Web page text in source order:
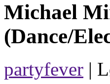
Michael
(Dance/
partyfever |